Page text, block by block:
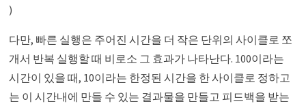
)
다만, 빠른 실행은 주어진 시간을 더 작은 단위의 사이클로 쪼
개서 반복 실행할 때 비로소 그 효과가 나타난다. 100이라는
시간이 있을 때, 10이라는 한정된 시간을 한 사이클로 정하고
는 이 시간내에 만들 수 있는 결과물을 만들고 피드백을 받는